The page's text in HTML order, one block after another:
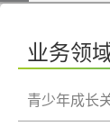
业务领
青少年成长